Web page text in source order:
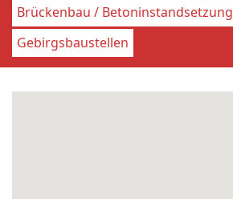
Brückenbau / Betoninstandsetzung
Gebirgsbaustellen